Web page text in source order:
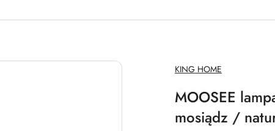
NAZWA
PRODUCENTA:
KING HOME
MOOSEE
mosiądz /